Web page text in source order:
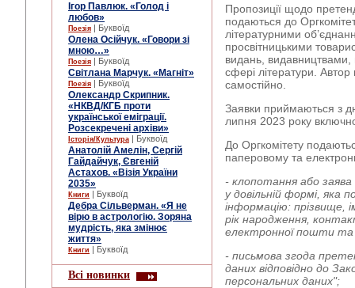
Ігор Павлюк. «Голод і
любов»
Поезія | Буквоїд
Олена Осійчук. «Говори зі
мною…»
Поезія | Буквоїд
Світлана Марчук. «Магніт»
Поезія | Буквоїд
Олександр Скрипник.
«НКВД/КГБ проти
української еміграції.
Розсекречені архіви»
Історія/Культура | Буквоїд
Анатолій Амелін, Сергій
Гайдайчук, Євгеній
Астахов. «Візія України
2035»
Книги | Буквоїд
Дебра Сільверман. «Я не
вірю в астрологію. Зоряна
мудрість, яка змінює
життя»
Книги | Буквоїд
Всі новинки
Пропозиції щодо
подаються до
літературними
просвітницькими
видань, видавництвами,
сфері літератури.
самостійно.
Заявки приймаються з
липня 2023 року
До Оргкомітету
паперовому та
- клопотання або
у довільній формі, яка
інформацію: прізвище,
рік народження,
електронної пошти та
- письмова згода
даних відповідно до
персональних даних";